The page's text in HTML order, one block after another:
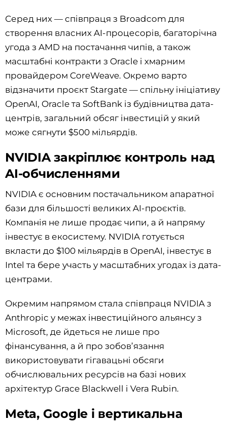
Серед них — співпраця з Broadcom для
створення власних AI-процесорів, багаторічна
угода з AMD на постачання чипів, а також
масштабні контракти з Oracle і хмарним
провайдером CoreWeave. Окремо варто
відзначити проєкт Stargate — спільну ініціативу
OpenAI, Oracle та SoftBank із будівництва дата-
центрів, загальний обсяг інвестицій у який
може сягнути $500 мільярдів.
NVIDIA закріплює контроль над
AI-обчисленнями
NVIDIA є основним постачальником апаратної
бази для більшості великих AI-проєктів.
Компанія не лише продає чипи, а й напряму
інвестує в екосистему. NVIDIA готується
вкласти до $100 мільярдів в OpenAI, інвестує в
Intel та бере участь у масштабних угодах із дата-
центрами.
Окремим напрямом стала співпраця NVIDIA з
Anthropic у межах інвестиційного альянсу з
Microsoft, де йдеться не лише про
фінансування, а й про зобов’язання
використовувати гігавацьні обсяги
обчислювальних ресурсів на базі нових
архітектур Grace Blackwell і Vera Rubin.
Meta, Google і вертикальна